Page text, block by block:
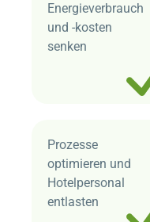
Energieverbrauch
und -kosten
senken
Prozesse
optimieren und
Hotelpersonal
entlasten